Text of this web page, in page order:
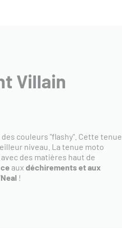
Villain
couleurs "flashy". Cette tenue
niveau. La tenue moto
des matières haut de
aux déchirements et aux
!